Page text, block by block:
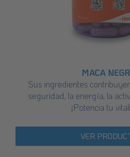
MACA
Sus ingredientes
seguridad, la energía, la
¡Potencia tu
VER